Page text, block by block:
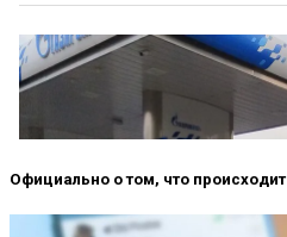
Официально о том, что происходит